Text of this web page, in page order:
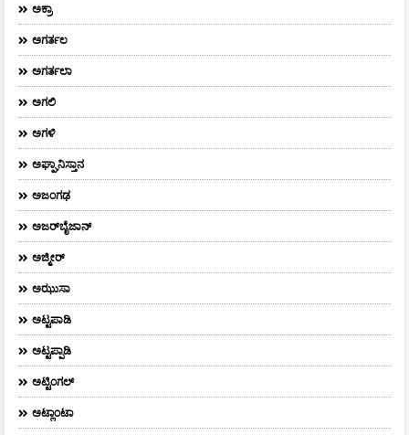
ಅಕ್ರಾ
ಅಗರ್ತಲ
ಅಗರ್ತಲಾ
ಅಗಲಿ
ಅಗಳಿ
ಅಘ್ಘಾನಿಸ್ತಾನ
ಅಜಂಗಢ
ಅಜರ್‌ಬೈಜಾನ್
ಅಜ್ಮೀರ್
ಅಝುಸಾ
ಅಟ್ಟಪಾಡಿ
ಅಟ್ಟಪ್ಪಾಡಿ
ಅಟ್ಟಿಂಗಲ್
ಅಟ್ಲಾಂಟಾ